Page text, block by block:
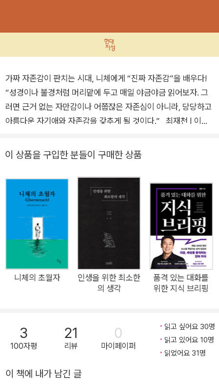
가짜 자존감이 판치는 시대, 니체에게 “진짜 자존감”을 배우다!
“성경이나 불경처럼 머리맡에 두고 매일 야금야금 읽어보자. 그
러면 근거 없는 자만감이나 어쭙잖은 자존심이 아니라, 당당하고
아름다운 자기애와 자존감을 갖추게 될 것이다.” _최재천 | 이화
다카시의 최신작 ★★★ 최재천 교수, 박문호 박사, 장재형 작가
모, 학력, 직장, 인맥, 돈, 심지어 ‘행복한 삶’까지 만천하에 전시하
는 자기 인정 욕구의 박람회장이 되어버렸다. 누군가는 자신을 전
시하며 ‘자존감’이 높아진다고 말하고, 또 누군가는 이를 엿보며
‘자존감’이 낮아진다고 말한다. 오늘날은 그 어느 때보다 눈앞에
비교 대상이 많이 노출된 만큼, 열등감과 자기혐오감을 심하게 느
낄 수밖에 없는 시대가 되었다. 150년 전 니체는 이를 예견한 것
일까. “사람은 자신을 사랑하는 기술을 부단히 배우고 익혀야 한
다”라고 주장했다. ‘신의 죽음’을 선언한 니체는 “신은 우월하고,
인간은 열등하다”라는 낡은 이분법을 과감히 깨뜨린다. 나아가
다. 이것이 니체 사상의 핵심이다. 40년 동안 니체를 읽어온 ‘니
체 애독자’ 사이토 다카시는 자존감이 낮아지기 쉬운 지금이야말
‘아모르 파티’, ‘힘에의 의지’, ‘영원 회귀’ 등 니체 철학의 주요 개
이 상품을 구입한 분들이 구매한 상품
니체의 초월자
인생을 위한 최소한
의 생각
품격 있는 대화를
위한 지식 브리핑
3
100자평
21
리뷰
0
마이페이퍼
읽고 싶어요 30명
읽고 있어요 10명
읽었어요 31명
이 책에 내가 남긴 글